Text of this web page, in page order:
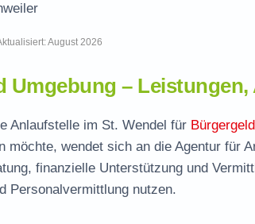
August 2026
Umgebung –
Anlaufstelle im St. Wendel für
möchte, wendet sich an die Agentur für
finanzielle Unterstützung und
Personalvermittlung nutzen.